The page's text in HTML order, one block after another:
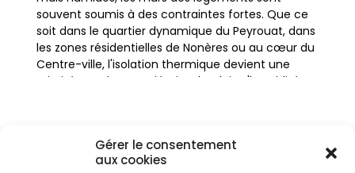
Gérer le consentement
aux cookies
souvent soumis à des contraintes fortes. Que ce
soit dans le quartier dynamique du Peyrouat, dans
les zones résidentielles de Nonères ou au cœur du
Centre-ville, l'isolation thermique devient une
priorité pour les propriétaires landais. L'humidité